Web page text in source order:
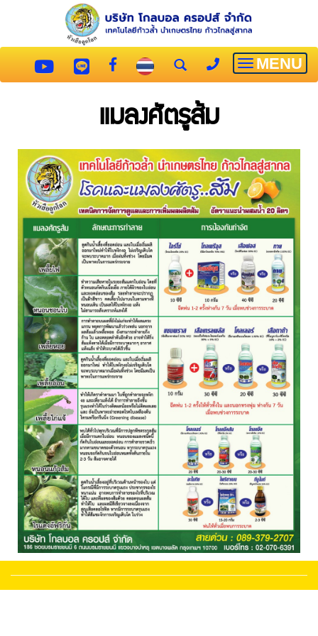
Toggle
MENU
แมลงศัตรูส้ม